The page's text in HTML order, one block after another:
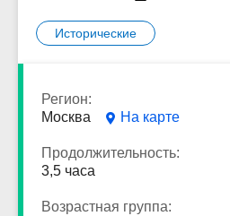
Исторические
Регион:
Москва
На карте
Продолжительность:
3,5 часа
Возрастная группа: